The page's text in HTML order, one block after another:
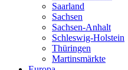
Saarland
Sachsen
Sachsen-Anhalt
Schleswig-Holstein
Thüringen
Martinsmärkte